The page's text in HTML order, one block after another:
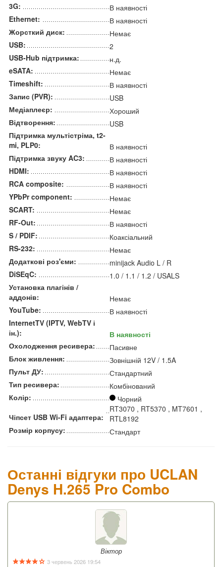
3G:
В наявності
Ethernet:
В наявності
Жорсткий диск:
Немає
USB:
2
USB-Hub підтримка:
н.д.
eSATA:
Немає
Timeshift:
В наявності
Запис (PVR):
USB
Медіаплеєр:
Хороший
Відтворення:
USB
Підтримка мультістріма, t2-
mi, PLP0:
В наявності
Підтримка звуку AC3:
В наявності
HDMI:
В наявності
RCA composite:
В наявності
YPbPr component:
Немає
SCART:
Немає
RF-Out:
В наявності
S / PDIF:
Коаксіальний
RS-232:
Немає
Додаткові роз'єми:
minijack Audio L / R
DiSEqC:
1.0 / 1.1 / 1.2 / USALS
Установка плагінів /
аддонів:
Немає
YouTube:
В наявності
InternetTV (IPTV, WebTV і
ін.):
В наявності
Охолодження ресивера:
Пасивне
Блок живлення:
Зовнішній 12V / 1.5A
Пульт ДУ:
Стандартний
Тип ресивера:
Комбінований
Колір:
Чорний
Чіпсет USB Wi-Fi адаптера:
RT3070 , RT5370 , MT7601 ,
RTL8192
Розмір корпусу:
Стандарт
Останні відгуки про UCLAN
Denys H.265 Pro Combo
Віктор
3 червень 2026 19:54